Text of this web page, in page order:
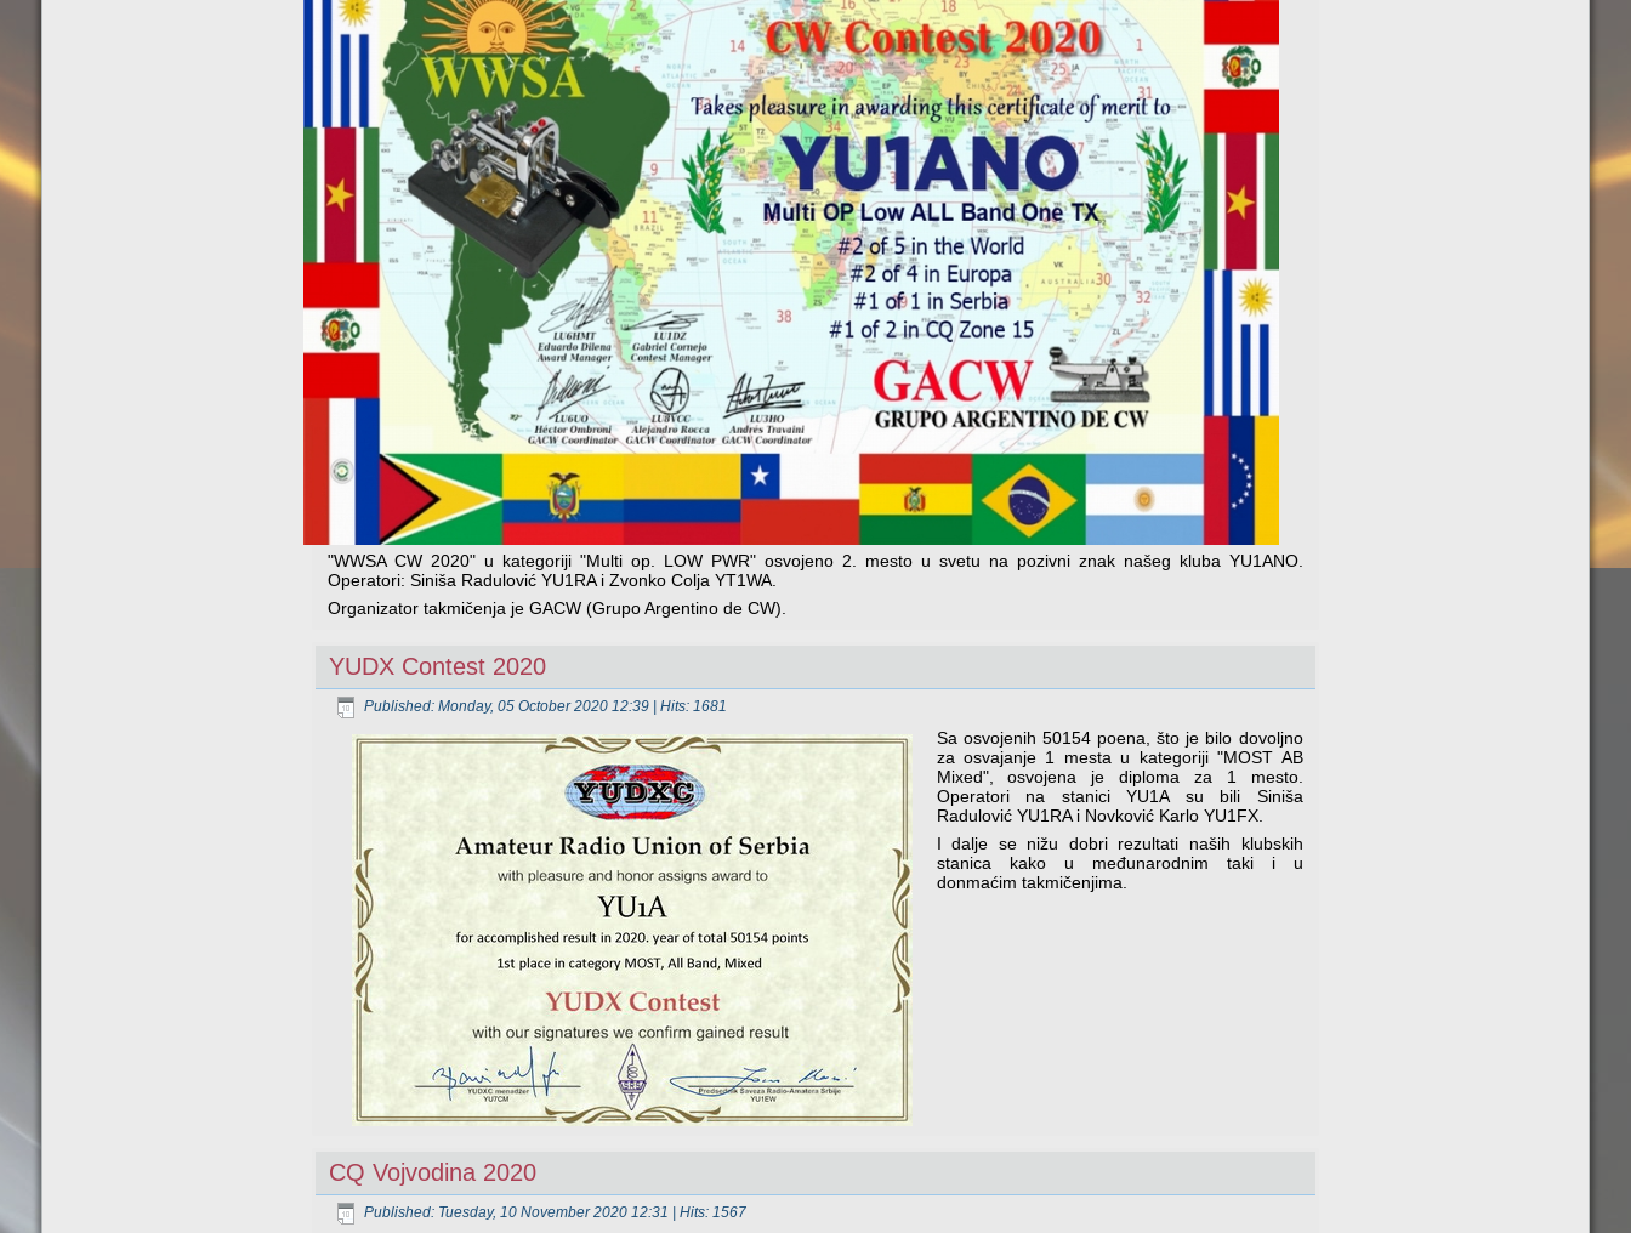
"WWSA CW 2020" u kategoriji "Multi op. LOW PWR" osvojeno 2. mesto u svetu na pozivni znak našeg kluba YU1ANO.
Operatori: Siniša Radulović YU1RA i Zvonko Colja YT1WA.
Organizator takmičenja je GACW (Grupo Argentino de CW).
YUDX Contest 2020
Published: Monday, 05 October 2020 12:39| Hits: 1681
Sa osvojenih 50154 poena, što je bilo dovoljno
za osvajanje 1 mesta u kategoriji "MOST AB
Mixed", osvojena je diploma za 1 mesto.
Operatori na stanici YU1A su bili Siniša
Radulović YU1RA i Novković Karlo YU1FX.
I dalje se nižu dobri rezultati naših klubskih
stanica kako u međunarodnim taki i u
donmaćim takmičenjima.
CQ Vojvodina 2020
Published: Tuesday, 10 November 2020 12:31 | Hits: 1567